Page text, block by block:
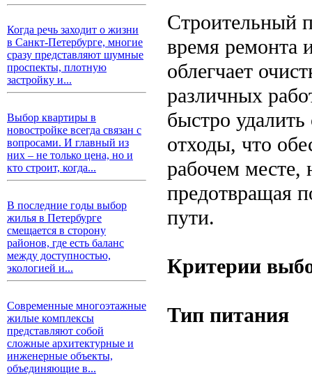
Когда речь заходит о жизни
в Санкт-Петербурге, многие
сразу представляют шумные
проспекты, плотную
застройку и...
Выбор квартиры в
новостройке всегда связан с
вопросами. И главный из
них – не только цена, но и
кто строит, когда...
В последние годы выбор
жилья в Петербурге
смещается в сторону
районов, где есть баланс
между доступностью,
экологией и...
Современные многоэтажные
жилые комплексы
представляют собой
сложные архитектурные и
инженерные объекты,
объединяющие в...
Строительный
время ремонта
облегчает
различных
быстро
отходы, что
рабочем месте,
предотвращая
пути.
Критерии
Тип питания